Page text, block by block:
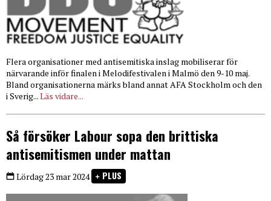
Flera organisationer med antisemitiska inslag mobiliserar för
närvarande inför finalen i Melodifestivalen i Malmö den 9-10 maj.
Bland organisationerna märks bland annat AFA Stockholm och den
i Sverig...Läs vidare...
Så försöker Labour sopa den brittiska
antisemitismen under mattan
Lördag 23 mar 2024 PLUS